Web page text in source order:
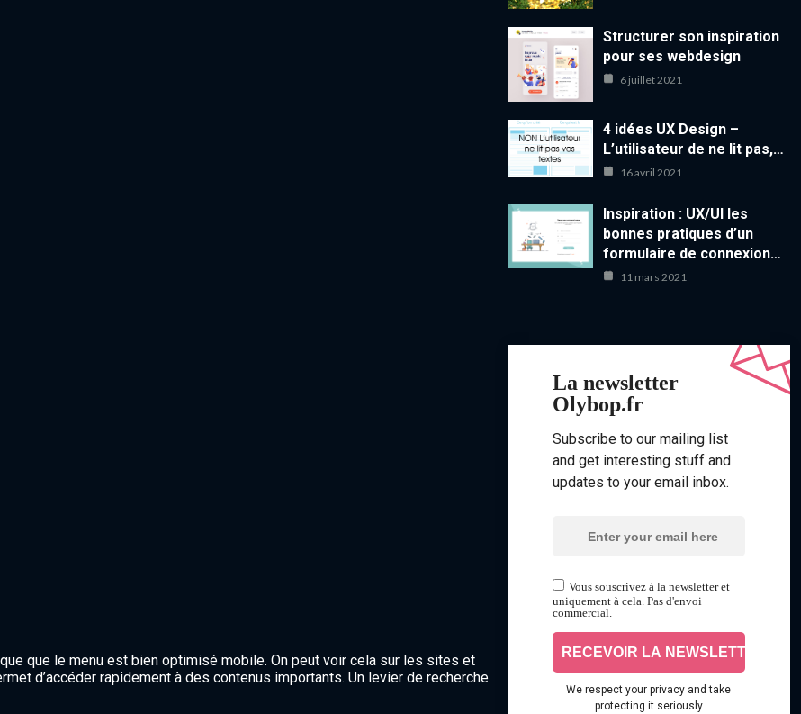
que le menu est bien optimisé mobile. On peut voir cela sur les sites et
d’accéder rapidement à des contenus importants. Un levier de recherche
Structurer son inspiration
pour ses webdesign
6 juillet 2021
4 idées UX Design –
L’utilisateur de ne lit pas,…
16 avril 2021
Inspiration : UX/UI les
bonnes pratiques d’un
formulaire de connexion…
11 mars 2021
La newsletter
Olybop.fr
Subscribe to our mailing list
and get interesting stuff and
updates to your email inbox.
Vous souscrivez à la newsletter et
uniquement à cela. Pas d'envoi
commercial.
We respect your privacy and take
protecting it seriously